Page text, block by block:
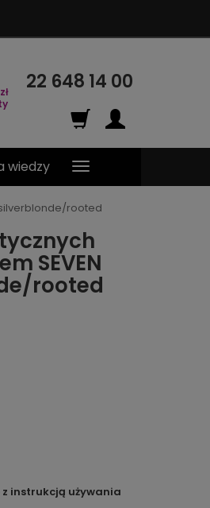
22 648 14 00
wiedzy
silverblonde/rooted
SEVEN
rooted
instrukcją używania